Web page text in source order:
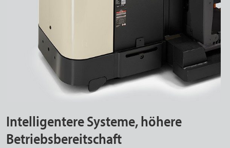
Intelligentere Systeme, höhere
Betriebsbereitschaft